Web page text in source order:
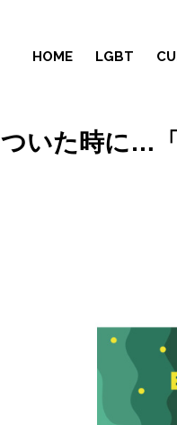
HOME LGBT
いた時に…